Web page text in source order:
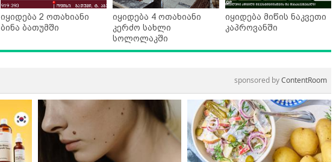
იყიდება 2 ოთახიანი
ბინა ბათუმში
იყიდება 4 ოთახიანი
კერძო სახლი
სოლოლაკში
იყიდება მიწის ნაკვეთი
კაპროვანში
sponsored byContentRoom